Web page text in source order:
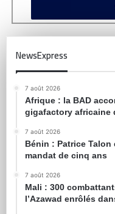
NewsExpress
7 août 2026
Afrique : la BAD
gigafactory africaine
7 août 2026
Bénin : Patrice
mandat de cinq ans
7 août 2026
Mali : 300
l’Azawad enrôlés